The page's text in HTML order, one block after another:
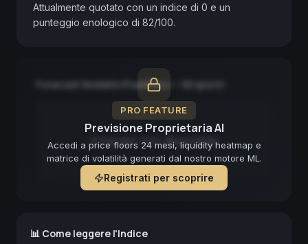
Attualmente quotato con un indice di 0 e un
punteggio enologico di 82/100.
PRO FEATURE
Previsione Proprietaria AI
Accedi a price floors 24 mesi, liquidity heatmap e
matrice di volatilità generati dal nostro motore ML.
Registrati per scoprire
Forecast Modello Predittivo — 90 giorni
Forecast non disponibile
📊 Come leggere l'Indice